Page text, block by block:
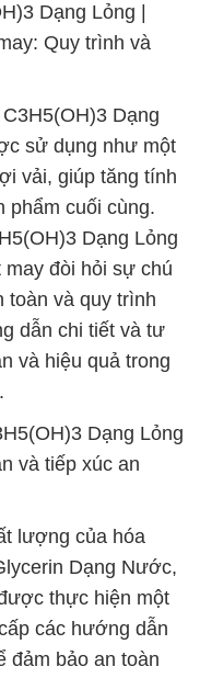
Dạng Lỏng |
Quy trình và
Dạng
sử dụng như một
vải, giúp tăng tính
phẩm cuối cùng.
Dạng Lỏng
may đòi hỏi sự chú
toàn và quy trình
dẫn chi tiết và tư
và hiệu quả trong
Dạng Lỏng
và tiếp xúc an
lượng của hóa
Dạng Nước,
thực hiện một
các hướng dẫn
đảm bảo an toàn